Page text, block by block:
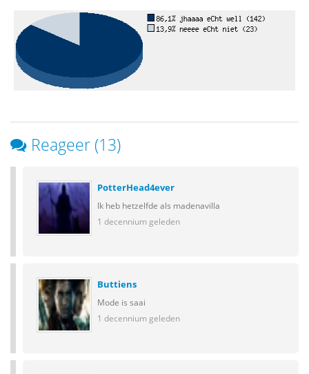
Reageer (13)
PotterHead4ever
Ik heb hetzelfde als madenavilla
1 decennium geleden
Buttiens
Mode is saai
1 decennium geleden